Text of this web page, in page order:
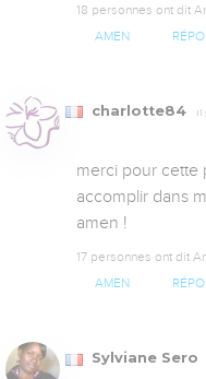
18 personnes ont dit
AMEN
charlotte84 Il
merci pour cette
accomplir dans
amen !
17 personnes ont dit
AMEN
Sylviane Sero